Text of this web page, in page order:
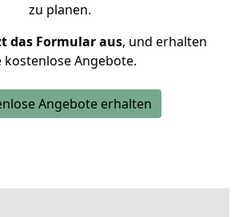
zu planen.
das Formular aus, und erhalten
kostenlose Angebote.
Angebote erhalten